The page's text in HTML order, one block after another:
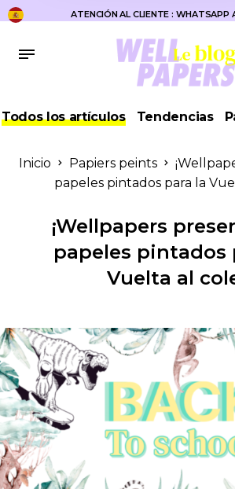
ATENCIÓN AL CLIENTE : WHATSAPP
Todos los artículos Tendencias
Inicio Papiers peints
papeles pintados para la
¡Wellpapers
papeles pintados
Vuelta al